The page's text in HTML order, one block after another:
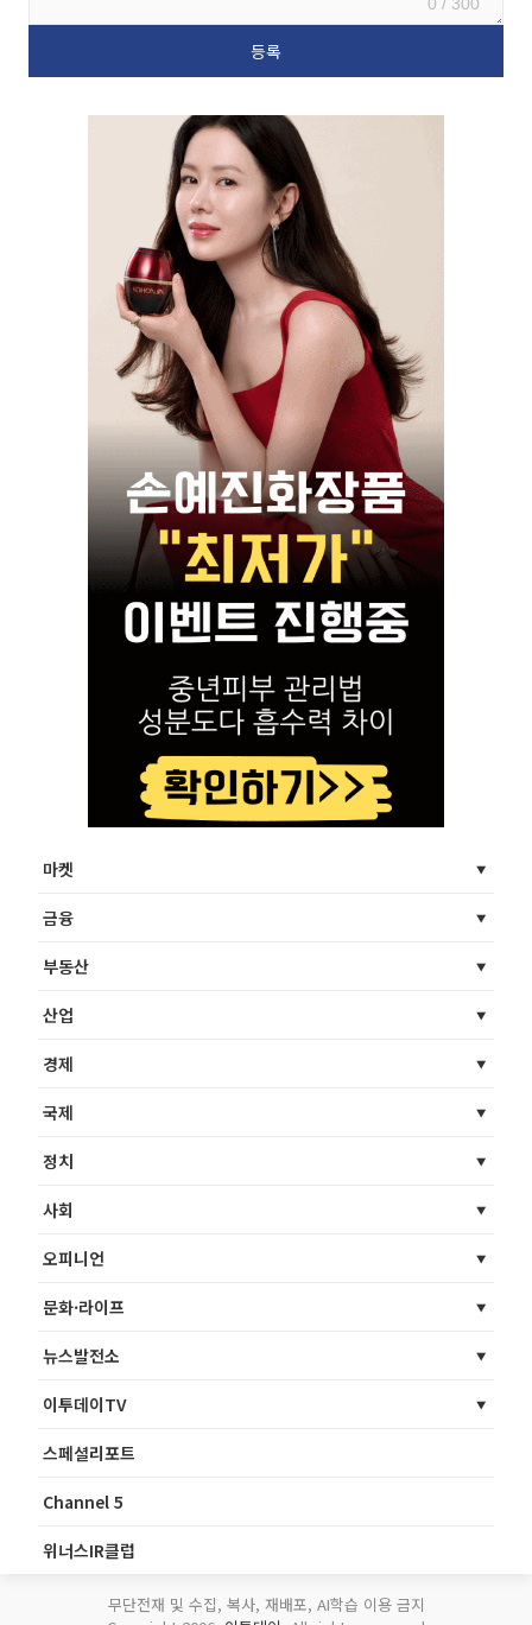
마켓
금융
부동산
산업
경제
국제
정치
사회
오피니언
문화·라이프
뉴스발전소
이투데이TV
스페셜리포트
Channel 5
위너스IR클럽
무단전재 및 수집, 복사, 재배포, AI학습 이용 금지